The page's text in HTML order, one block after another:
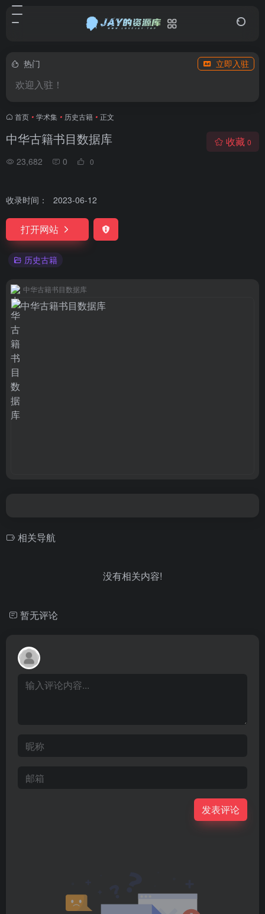
热门 立即入驻
欢迎入驻！
首页 • 学术集 • 历史古籍 • 正文
中华古籍书目数据库
23,682 0 0
收藏 0
收录时间： 2023-06-12
打开网站
历史古籍
中华古籍书目数据库
相关导航
没有相关内容!
暂无评论
发表评论